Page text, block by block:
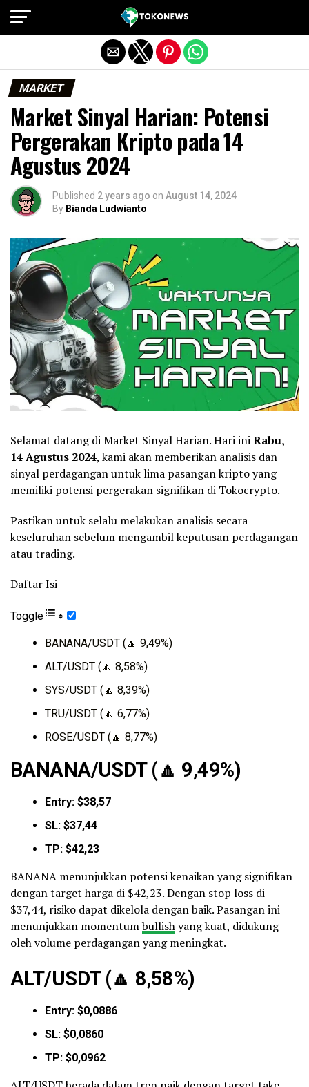
MARKET
Market Sinyal Harian: Potensi
Pergerakan Kripto pada 14
Agustus 2024
Published 2 years ago on August 14, 2024
By Bianda Ludwianto
Selamat datang di Market Sinyal Harian. Hari iniRabu,
14 Agustus 2024, kami akan memberikan analisis dan
sinyal perdagangan untuk lima pasangan kripto yang
memiliki potensi pergerakan signifikan di Tokocrypto.
Pastikan untuk selalu melakukan analisis secara
keseluruhan sebelum mengambil keputusan perdagangan
atau trading.
Daftar Isi
Toggle
BANANA/USDT (🔼 9,49%)
ALT/USDT (🔼 8,58%)
SYS/USDT (🔼 8,39%)
TRU/USDT (🔼 6,77%)
ROSE/USDT (🔼 8,77%)
BANANA/USDT (🔼 9,49%)
Entry: $38,57
SL: $37,44
TP: $42,23
BANANA menunjukkan potensi kenaikan yang signifikan
dengan target harga di $42,23. Dengan stop loss di
$37,44, risiko dapat dikelola dengan baik. Pasangan ini
menunjukkan momentumbullishyang kuat, didukung
oleh volume perdagangan yang meningkat.
ALT/USDT (🔼 8,58%)
Entry: $0,0886
SL: $0,0860
TP: $0,0962
Exit mobile version